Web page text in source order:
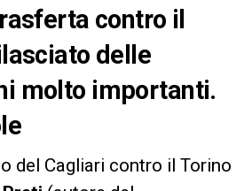
contro il
delle
molto importanti.
del Cagliari contro il Torino